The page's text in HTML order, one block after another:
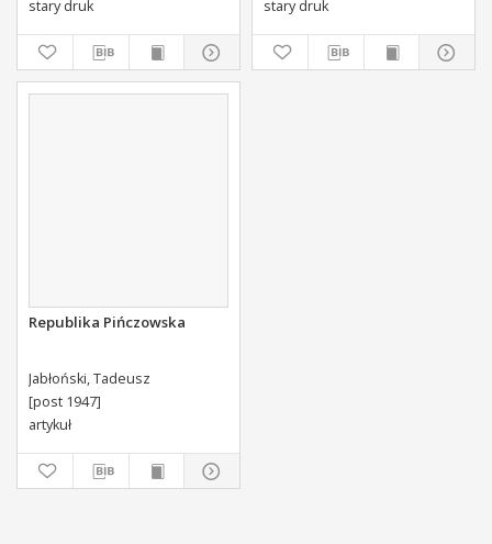
Stanu Tak Duchownego,
Swoiey Roku Panskiego
1775 [...] Wydany.
stary druk
stary druk
Republika Pińczowska
Jabłoński, Tadeusz
[post 1947]
artykuł